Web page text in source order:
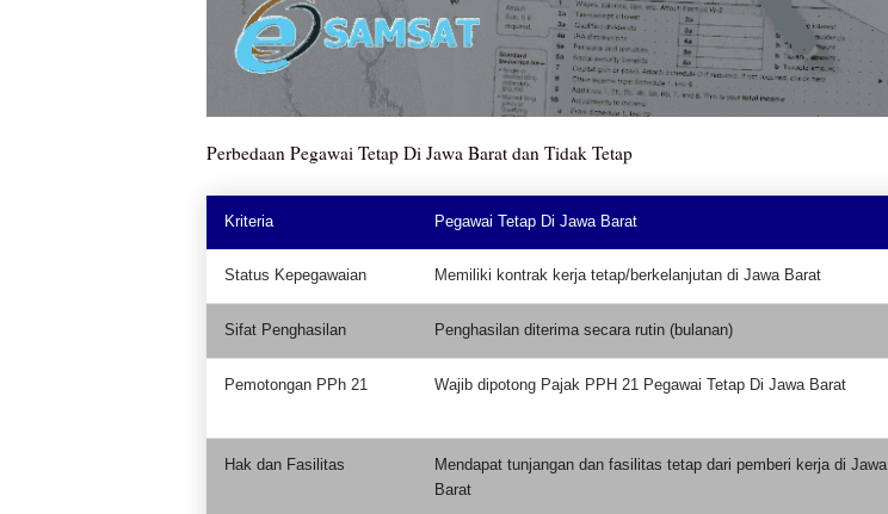
Perbedaan Pegawai Tetap Di Jawa Barat dan Tidak Tetap
Kriteria Pegawai Tetap Di Jawa Barat
Status Kepegawaian Memiliki kontrak kerja tetap/berkelanjutan di Jawa Barat
Sifat Penghasilan Penghasilan diterima secara rutin (bulanan)
Pemotongan PPh 21 Wajib dipotong Pajak PPH 21 Pegawai Tetap Di Jawa Barat
Hak dan Fasilitas
Mendapat tunjangan dan fasilitas tetap dari pemberi kerja di Jawa
Barat